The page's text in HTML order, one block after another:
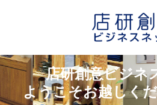
店研創意ビジネ
ようこそお越しく